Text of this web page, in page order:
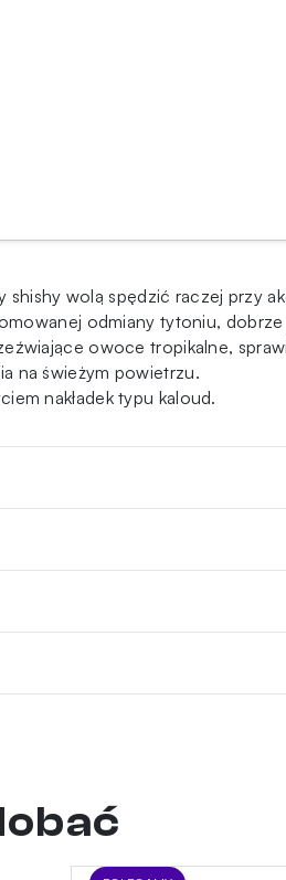
wolą spędzić raczej przy
odmiany tytoniu,
owoce tropikalne,
na świeżym powietrzu.
nakładek typu kaloud.